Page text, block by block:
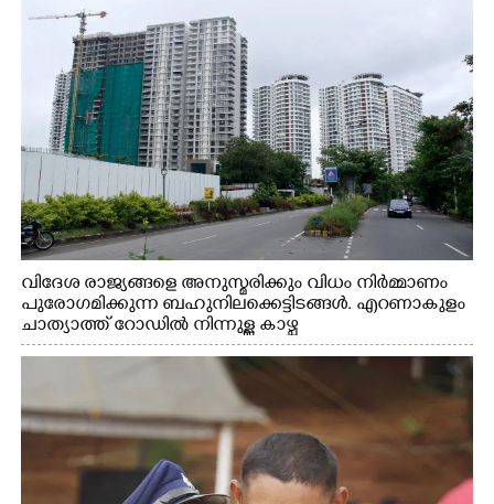
വിദേശ രാജ്യങ്ങളെ അനുസ്മരിക്കും വിധം നിർമ്മാണം
പുരോഗമിക്കുന്ന ബഹുനിലക്കെട്ടിടങ്ങൾ. എറണാകുളം
ചാത്യാത്ത് റോഡിൽ നിന്നുള്ള കാഴ്ച